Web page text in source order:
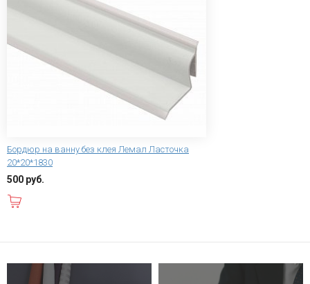
Бордюр на ванну без клея Лемал Ласточка
20*20*1830
500 руб.